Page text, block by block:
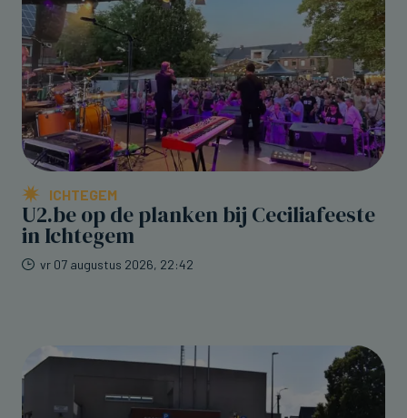
ICHTEGEM
U2.be op de planken bij Ceciliafeeste
in Ichtegem
vr 07 augustus 2026, 22:42